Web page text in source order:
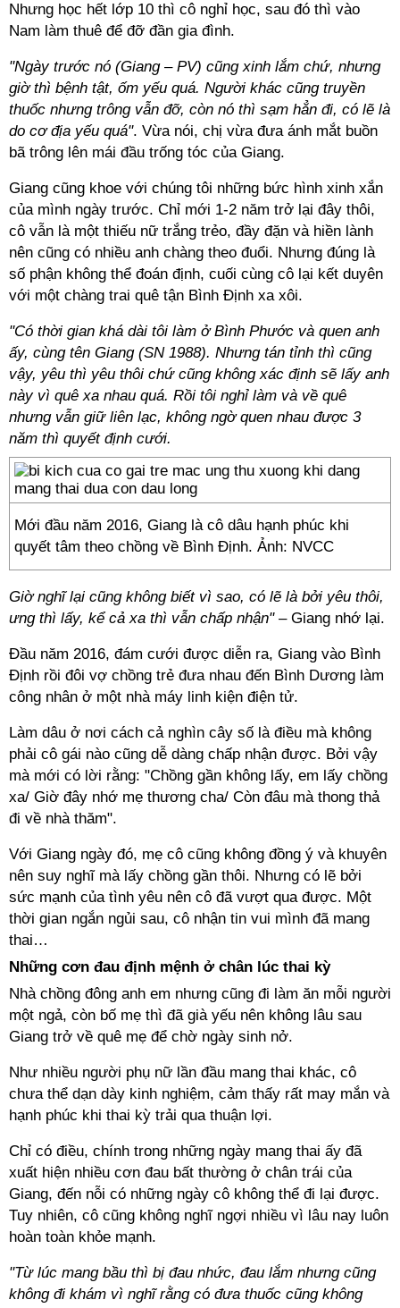
Nhưng học hết lớp 10 thì cô nghỉ học, sau đó thì vào
Nam làm thuê để đỡ đần gia đình.
"Ngày trước nó (Giang – PV) cũng xinh lắm chứ, nhưng
giờ thì bệnh tật, ốm yếu quá. Người khác cũng truyền
thuốc nhưng trông vẫn đỡ, còn nó thì sạm hẳn đi, có lẽ là
do cơ địa yếu quá". Vừa nói, chị vừa đưa ánh mắt buồn
bã trông lên mái đầu trống tóc của Giang.
Giang cũng khoe với chúng tôi những bức hình xinh xắn
của mình ngày trước. Chỉ mới 1-2 năm trở lại đây thôi,
cô vẫn là một thiếu nữ trắng trẻo, đầy đặn và hiền lành
nên cũng có nhiều anh chàng theo đuổi. Nhưng đúng là
số phận không thể đoán định, cuối cùng cô lại kết duyên
với một chàng trai quê tận Bình Định xa xôi.
"Có thời gian khá dài tôi làm ở Bình Phước và quen anh
ấy, cùng tên Giang (SN 1988). Nhưng tán tỉnh thì cũng
vậy, yêu thì yêu thôi chứ cũng không xác định sẽ lấy anh
này vì quê xa nhau quá. Rồi tôi nghỉ làm và về quê
nhưng vẫn giữ liên lạc, không ngờ quen nhau được 3
năm thì quyết định cưới.
Mới đầu năm 2016, Giang là cô dâu hạnh phúc khi
quyết tâm theo chồng về Bình Định. Ảnh: NVCC
Giờ nghĩ lại cũng không biết vì sao, có lẽ là bởi yêu thôi,
ưng thì lấy, kể cả xa thì vẫn chấp nhận"– Giang nhớ lại.
Đầu năm 2016, đám cưới được diễn ra, Giang vào Bình
Định rồi đôi vợ chồng trẻ đưa nhau đến Bình Dương làm
công nhân ở một nhà máy linh kiện điện tử.
Làm dâu ở nơi cách cả nghìn cây số là điều mà không
phải cô gái nào cũng dễ dàng chấp nhận được. Bởi vậy
mà mới có lời rằng: "Chồng gần không lấy, em lấy chồng
xa/ Giờ đây nhớ mẹ thương cha/ Còn đâu mà thong thả
đi về nhà thăm".
Với Giang ngày đó, mẹ cô cũng không đồng ý và khuyên
nên suy nghĩ mà lấy chồng gần thôi. Nhưng có lẽ bởi
sức mạnh của tình yêu nên cô đã vượt qua được. Một
thời gian ngắn ngủi sau, cô nhận tin vui mình đã mang
thai…
Những cơn đau định mệnh ở chân lúc thai kỳ
Nhà chồng đông anh em nhưng cũng đi làm ăn mỗi người
một ngả, còn bố mẹ thì đã già yếu nên không lâu sau
Giang trở về quê mẹ để chờ ngày sinh nở.
Như nhiều người phụ nữ lần đầu mang thai khác, cô
chưa thể dạn dày kinh nghiệm, cảm thấy rất may mắn và
hạnh phúc khi thai kỳ trải qua thuận lợi.
Chỉ có điều, chính trong những ngày mang thai ấy đã
xuất hiện nhiều cơn đau bất thường ở chân trái của
Giang, đến nỗi có những ngày cô không thể đi lại được.
Tuy nhiên, cô cũng không nghĩ ngợi nhiều vì lâu nay luôn
hoàn toàn khỏe mạnh.
"Từ lúc mang bầu thì bị đau nhức, đau lắm nhưng cũng
không đi khám vì nghĩ rằng có đưa thuốc cũng không